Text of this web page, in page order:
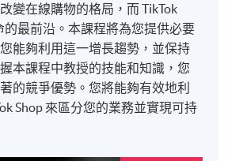
變在線購物的格局，而 TikTok
的最前沿。本課程將為您提供必要
能夠利用這一增長趨勢，並保持
本課程中教授的技能和知識，您
的競爭優勢。您將能夠有效地利
Shop 來區分您的業務並實現可持